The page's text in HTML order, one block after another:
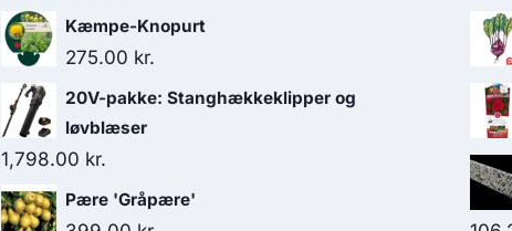
Kæmpe-Knopurt
275.00 kr.
20V-pakke: Stanghækkeklipper og
løvblæser
1,798.00 kr.
Pære 'Gråpære'